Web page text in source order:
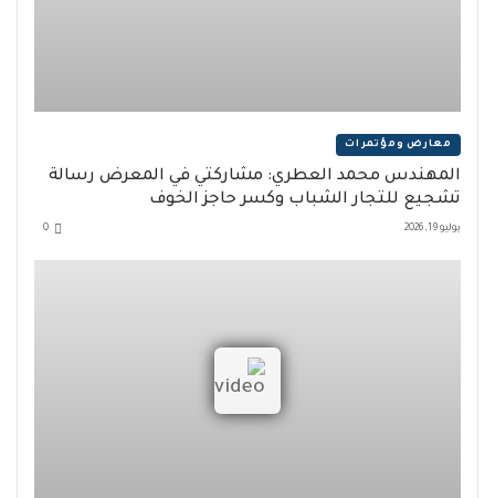
معارض ومؤتمرات
المهندس محمد العطري: مشاركتي في المعرض رسالة
تشجيع للتجار الشباب وكسر حاجز الخوف
يوليو 19, 2026 0